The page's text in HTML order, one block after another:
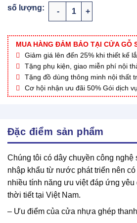
CỬA NHỰA GỖ GHÉP THANH NG G30
MUA HÀNG ĐẢM BẢO TẠI CỬA GỖ
Giảm giá lên đến 25% khi thiết kế
Tặng phụ kiện, giao miễn phí nội
Tặng đồ dùng thông minh nội thất
Cơ hội nhận ưu đãi 50% Gói dịch
Đặc điểm sản phẩm
Chúng tôi có dây chuyền công nghệ
nhập khẩu từ nước phát triển nên có
nhiều tính năng ưu việt đáp ứng
thời tiết tại Việt Nam.
– Ưu điểm của cửa nhựa ghép